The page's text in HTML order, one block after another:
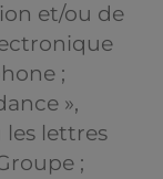
et/ou de
;
»,
les lettres
;